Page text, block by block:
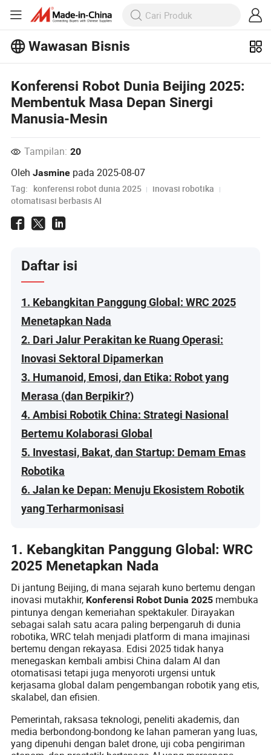
Wawasan Bisnis
Wawasan Bisnis!
Lihat Lainnya
Konferensi Robot Dunia Beijing 2025:
Membentuk Masa Depan Sinergi
Manusia-Mesin
Tampilan: 20
OlehJasmine pada2025-08-07
Tag: konferensi robot dunia 2025
inovasi robotika
otomatisasi berbasis AI
Daftar isi
1. Kebangkitan Panggung Global: WRC 2025
Menetapkan Nada
2. Dari Jalur Perakitan ke Ruang Operasi:
Inovasi Sektoral Dipamerkan
3. Humanoid, Emosi, dan Etika: Robot yang
Merasa (dan Berpikir?)
4. Ambisi Robotik China: Strategi Nasional
Bertemu Kolaborasi Global
5. Investasi, Bakat, dan Startup: Demam Emas
Robotika
6. Jalan ke Depan: Menuju Ekosistem Robotik
yang Terharmonisasi
1. Kebangkitan Panggung Global: WRC
2025 Menetapkan Nada
Di jantung Beijing, di mana sejarah kuno bertemu dengan
inovasi mutakhir, Konferensi Robot Dunia 2025 membuka
pintunya dengan kemeriahan spektakuler. Dirayakan
sebagai salah satu acara paling berpengaruh di dunia
robotika, WRC telah menjadi platform di mana imajinasi
bertemu dengan rekayasa. Edisi 2025 tidak hanya
menegaskan kembali ambisi China dalam AI dan
otomatisasi tetapi juga menyoroti urgensi untuk
kerjasama global dalam pengembangan robotik yang etis,
skalabel, dan efisien.
Pemerintah, raksasa teknologi, peneliti akademis, dan
media berbondong-bondong ke lahan pameran yang luas,
yang dipenuhi dengan balet drone, uji coba pengiriman